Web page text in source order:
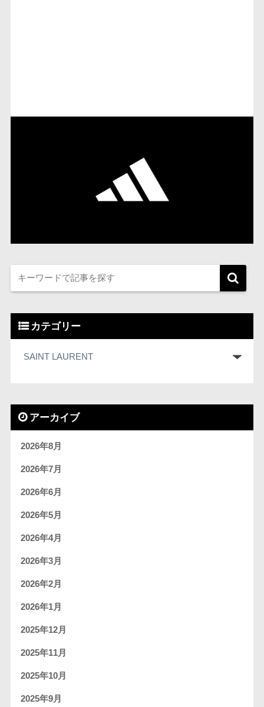
カテゴリー
アーカイブ
2026年8月
2026年7月
2026年6月
2026年5月
2026年4月
2026年3月
2026年2月
2026年1月
2025年12月
2025年11月
2025年10月
2025年9月